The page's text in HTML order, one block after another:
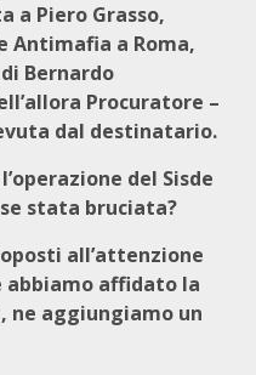
a Piero Grasso,
Antimafia a Roma,
Bernardo
Procuratore –
dal destinatario.
del Sisde
stata bruciata?
all’attenzione
abbiamo affidato la
ne aggiungiamo un